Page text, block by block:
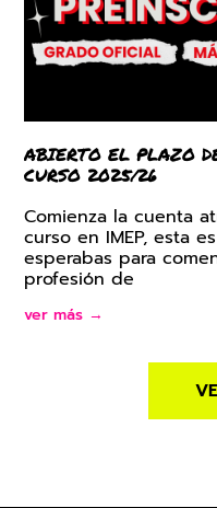
ABIERTO EL PLAZO
CURSO 2025/26
Comienza la cuenta
curso en IMEP, esta
esperabas para
profesión de
ver más →